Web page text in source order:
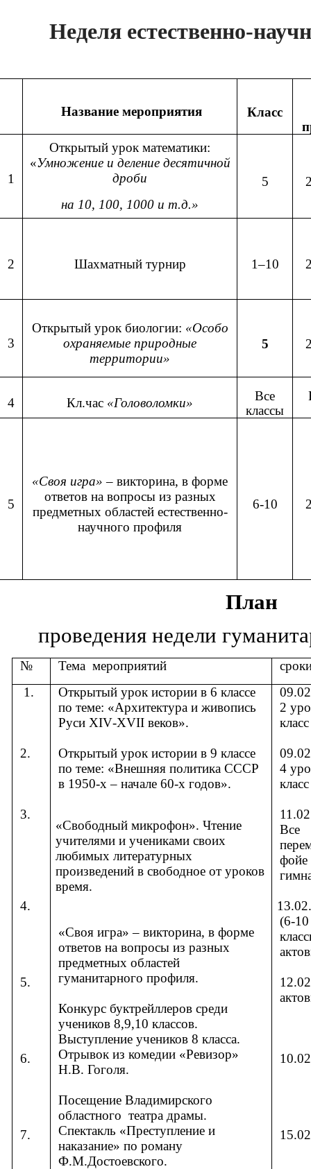
Неделя естественно-
Название мероприятия
Класс
1
Открытый урок математики:
«Умножение и деление десятичной
дроби
на 10, 100, 1000 и т.д.»
5
2 Шахматный турнир 1–10
3
Открытый урок биологии: «Особо
охраняемые природные
территории»
5
4 Кл.час «Головоломки»
Все
классы
5
«Своя игра» – викторина, в форме
ответов на вопросы из разных
предметных областей естественно-
научного профиля
6-10
План
проведения недели
№ Тема мероприятий
1.
2.
3.
4.
5.
6.
7.
Открытый урок истории в 6 классе
по теме: «Архитектура и живопись
Руси XIV-XVIIвеков».
Открытый урок истории в 9 классе
по теме: «Внешняя политика СССР
в 1950-х – начале 60-х годов».
«Свободный микрофон». Чтение
учителями и учениками своих
любимых литературных
произведений в свободное от уроков
время.
«Своя игра» – викторина, в форме
ответов на вопросы из разных
предметных областей
гуманитарного профиля.
Конкурс буктрейллеров среди
учеников 8,9,10 классов.
Выступление учеников 8 класса.
Отрывок из комедии «Ревизор»
Н.В. Гоголя.
Посещение Владимирского
областного театра драмы.
Спектакль «Преступление и
наказание» по роману
Ф.М.Достоевского.
2
класс
4
класс
Все
фойе
(6-10